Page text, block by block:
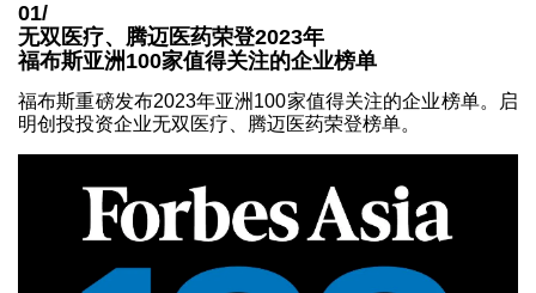
01/
无双医疗、腾迈医药荣登2023年
福布斯亚洲100家值得关注的企业榜单
福布斯重磅发布2023年亚洲100家值得关注的企业榜单。启
明创投投资企业无双医疗、腾迈医药荣登榜单。